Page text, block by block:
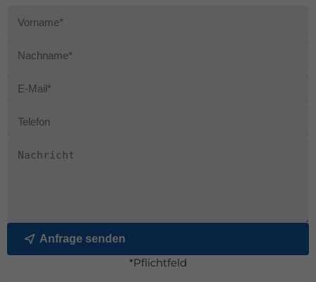
Anfrage senden
*Pflichtfeld